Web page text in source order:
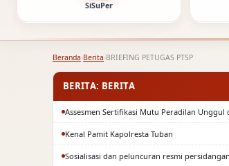
SiSuPer
Beranda›Berita›BRIEFING PETUGAS PTSP
BERITA: BERITA
Assesmen Sertifikasi Mutu Peradilan Unggul
Kenal Pamit Kapolresta Tuban
Sosialisasi dan peluncuran resmi